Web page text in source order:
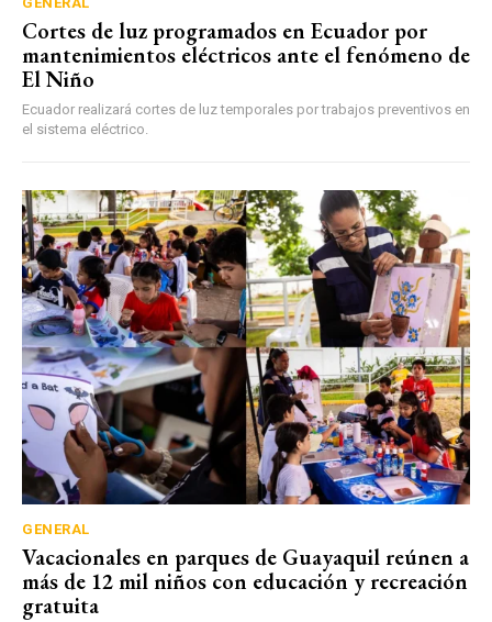
Cortes de luz programados en Ecuador por
mantenimientos eléctricos ante el fenómeno de
El Niño
Ecuador realizará cortes de luz temporales por trabajos preventivos en
el sistema eléctrico.
GENERAL
Vacacionales en parques de Guayaquil reúnen a
más de 12 mil niños con educación y recreación
gratuita